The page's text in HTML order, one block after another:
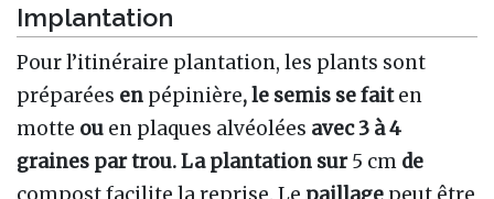
Implantation
Pour l’itinéraire plantation, les plants sont
préparées en pépinière, le semis se faiten
motte ou en plaques alvéolées avec 3 à 4
graines par trou. La plantation sur5 cm de